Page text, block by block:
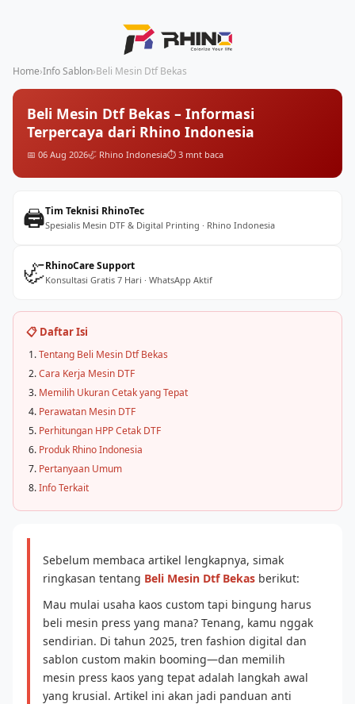
Home›Info Sablon›Beli Mesin Dtf Bekas
Beli Mesin Dtf Bekas – Informasi
Terpercaya dari Rhino Indonesia
📅 06 Aug 2026🦏 Rhino Indonesia⏱️ 3 mnt baca
🖨️Tim Teknisi RhinoTec
Spesialis Mesin DTF & Digital Printing · Rhino Indonesia
🦏RhinoCare Support
Konsultasi Gratis 7 Hari · WhatsApp Aktif
📋 Daftar Isi
Tentang Beli Mesin Dtf Bekas
Cara Kerja Mesin DTF
Memilih Ukuran Cetak yang Tepat
Perawatan Mesin DTF
Perhitungan HPP Cetak DTF
Produk Rhino Indonesia
Pertanyaan Umum
Info Terkait
Sebelum membaca artikel lengkapnya, simak
ringkasan tentang Beli Mesin Dtf Bekas berikut:
Mau mulai usaha kaos custom tapi bingung harus
beli mesin press yang mana? Tenang, kamu nggak
sendirian. Di tahun 2025, tren fashion digital dan
sablon custom makin booming—dan memilih
mesin press kaos yang tepat adalah langkah awal
yang krusial. Artikel ini akan jadi panduan anti